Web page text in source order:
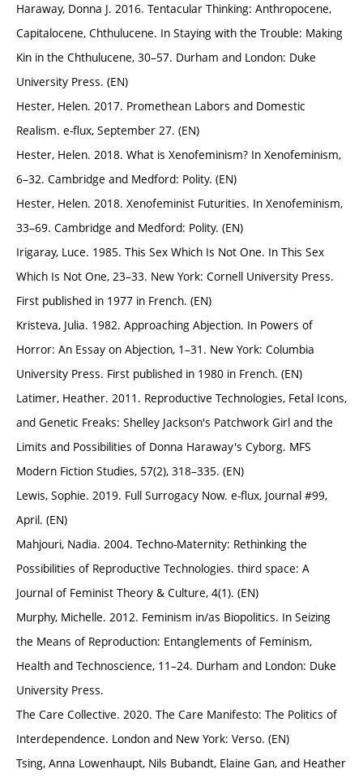
Haraway, Donna J. 2016. Tentacular Thinking: Anthropocene,
Capitalocene, Chthulucene. In Staying with the Trouble: Making
Kin in the Chthulucene, 30–57. Durham and London: Duke
University Press. (EN)
Hester, Helen. 2017. Promethean Labors and Domestic
Realism. e-flux, September 27. (EN)
Hester, Helen. 2018. What is Xenofeminism? In Xenofeminism,
6–32. Cambridge and Medford: Polity. (EN)
Hester, Helen. 2018. Xenofeminist Futurities. In Xenofeminism,
33–69. Cambridge and Medford: Polity. (EN)
Irigaray, Luce. 1985. This Sex Which Is Not One. In This Sex
Which Is Not One, 23–33. New York: Cornell University Press.
First published in 1977 in French. (EN)
Kristeva, Julia. 1982. Approaching Abjection. In Powers of
Horror: An Essay on Abjection, 1–31. New York: Columbia
University Press. First published in 1980 in French. (EN)
Latimer, Heather. 2011. Reproductive Technologies, Fetal Icons,
and Genetic Freaks: Shelley Jackson's Patchwork Girl and the
Limits and Possibilities of Donna Haraway's Cyborg. MFS
Modern Fiction Studies, 57(2), 318–335. (EN)
Lewis, Sophie. 2019. Full Surrogacy Now. e-flux, Journal #99,
April. (EN)
Mahjouri, Nadia. 2004. Techno-Maternity: Rethinking the
Possibilities of Reproductive Technologies. third space: A
Journal of Feminist Theory & Culture, 4(1). (EN)
Murphy, Michelle. 2012. Feminism in/as Biopolitics. In Seizing
the Means of Reproduction: Entanglements of Feminism,
Health and Technoscience, 11–24. Durham and London: Duke
University Press.
The Care Collective. 2020. The Care Manifesto: The Politics of
Interdependence. London and New York: Verso. (EN)
Tsing, Anna Lowenhaupt, Nils Bubandt, Elaine Gan, and Heather